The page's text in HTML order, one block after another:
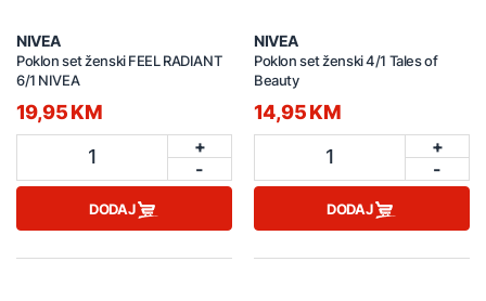
NIVEA
Poklon set ženski FEEL RADIANT
6/1 NIVEA
19,95 KM
1
+
-
DODAJ
NIVEA
Poklon set ženski 4/1 Tales of
Beauty
14,95 KM
1
+
-
DODAJ